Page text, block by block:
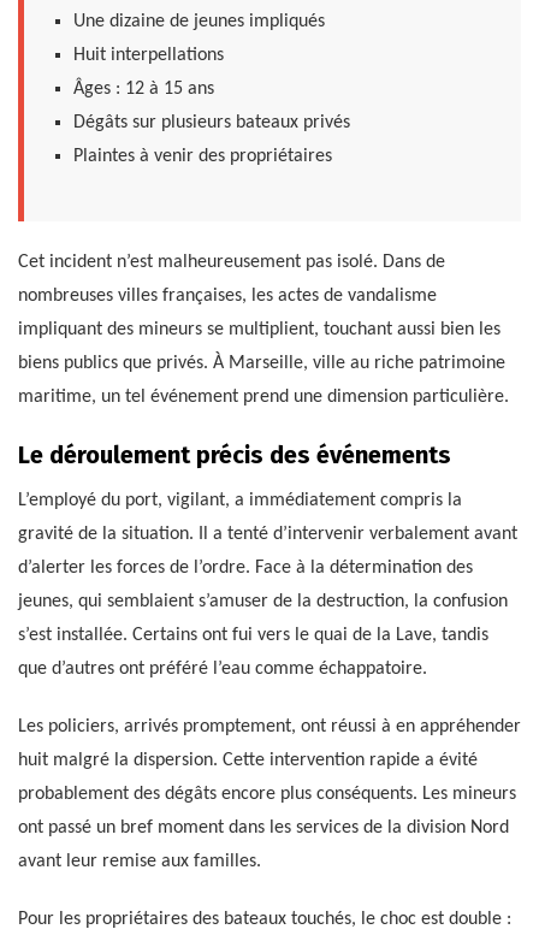
Une dizaine de jeunes impliqués
Huit interpellations
Âges : 12 à 15 ans
Dégâts sur plusieurs bateaux privés
Plaintes à venir des propriétaires
Cet incident n’est malheureusement pas isolé. Dans de
nombreuses villes françaises, les actes de vandalisme
impliquant des mineurs se multiplient, touchant aussi bien les
biens publics que privés. À Marseille, ville au riche patrimoine
maritime, un tel événement prend une dimension particulière.
Le déroulement précis des événements
L’employé du port, vigilant, a immédiatement compris la
gravité de la situation. Il a tenté d’intervenir verbalement avant
d’alerter les forces de l’ordre. Face à la détermination des
jeunes, qui semblaient s’amuser de la destruction, la confusion
s’est installée. Certains ont fui vers le quai de la Lave, tandis
que d’autres ont préféré l’eau comme échappatoire.
Les policiers, arrivés promptement, ont réussi à en appréhender
huit malgré la dispersion. Cette intervention rapide a évité
probablement des dégâts encore plus conséquents. Les mineurs
ont passé un bref moment dans les services de la division Nord
avant leur remise aux familles.
Pour les propriétaires des bateaux touchés, le choc est double :